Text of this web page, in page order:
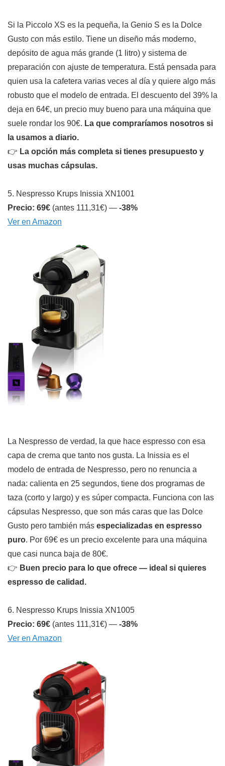
Si la Piccolo XS es la pequeña, la Genio S es la Dolce
Gusto con más estilo. Tiene un diseño más moderno,
depósito de agua más grande (1 litro) y sistema de
preparación con ajuste de temperatura. Está pensada para
quien usa la cafetera varias veces al día y quiere algo más
robusto que el modelo de entrada. El descuento del 39% la
deja en 64€, un precio muy bueno para una máquina que
suele rondar los 90€. La que compraríamos nosotros si
la usamos a diario.
👉 La opción más completa si tienes presupuesto y
usas muchas cápsulas.
5. Nespresso Krups Inissia XN1001
Precio: 69€ (antes 111,31€) — -38%
Ver en Amazon
La Nespresso de verdad, la que hace espresso con esa
capa de crema que tanto nos gusta. La Inissia es el
modelo de entrada de Nespresso, pero no renuncia a
nada: calienta en 25 segundos, tiene dos programas de
taza (corto y largo) y es súper compacta. Funciona con las
cápsulas Nespresso, que son más caras que las Dolce
Gusto pero también más especializadas en espresso
puro. Por 69€ es un precio excelente para una máquina
que casi nunca baja de 80€.
👉 Buen precio para lo que ofrece — ideal si quieres
espresso de calidad.
6. Nespresso Krups Inissia XN1005
Precio: 69€ (antes 111,31€) — -38%
Ver en Amazon